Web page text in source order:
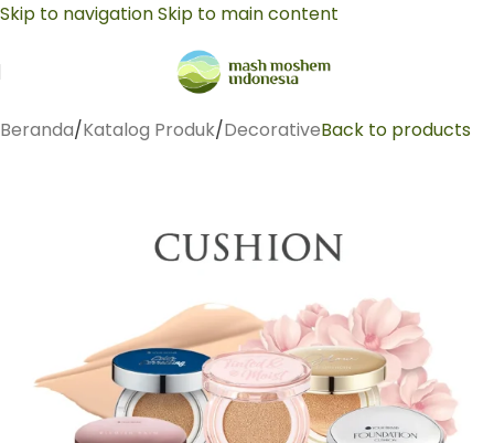
Skip to navigationSkip to main content
Beranda/Katalog Produk/DecorativeBack to products